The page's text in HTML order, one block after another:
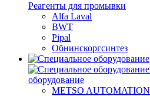
Реагенты для промывки
Alfa Laval
BWT
Pipal
Обнинскоргсинтез
оборудование
METSO AUTOMATION